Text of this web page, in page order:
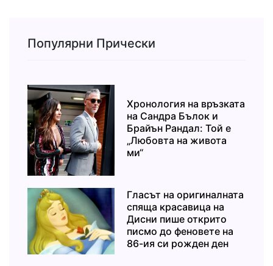
Популярни Прически
Хронология на връзката
на Сандра Бълок и
Брайън Рандал: Той е
„Любовта на живота
ми“
Гласът на оригиналната
спяща красавица на
Дисни пише открито
писмо до феновете на
86-ия си рожден ден